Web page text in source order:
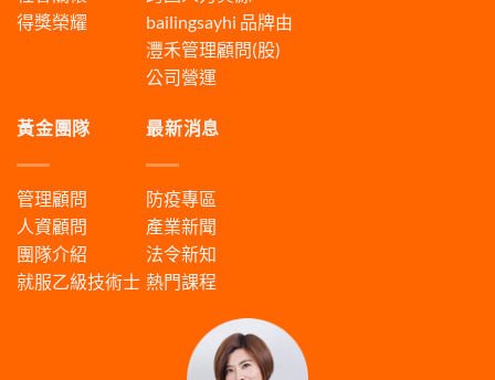
得獎榮耀
bailingsayhi 品牌由
灃禾管理顧問(股)
公司營運
黃金團隊
管理顧問
人資顧問
團隊介紹
就服乙級技術士
最新消息
防疫專區
產業新聞
法令新知
熱門課程